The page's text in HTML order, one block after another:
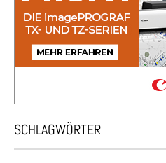
SCHLAGWÖRTER